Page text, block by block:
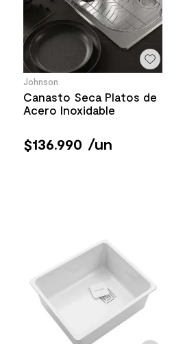
Johnson
Canasto Seca Platos de
Acero Inoxidable
$136.990 /un